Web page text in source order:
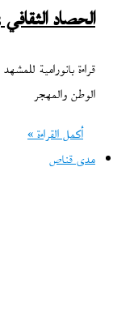
الحصاد الثقافي 2023: قراءة بانورامية
قراءة بانورامية
الوطن والمهجر
أكمل القراءة »
مدى قناص